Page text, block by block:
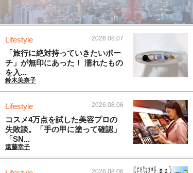
Lifestyle 2026.08.07
「旅行に絶対持っていきたいポー
チ」が無印にあった！ 濡れたもの
を入...
鈴木美奈子
Lifestyle 2026.08.06
コスメ4万点を試した美容プロの
失敗談。「手の甲に塗って確認」
「SN...
遠藤幸子
2026.08.06